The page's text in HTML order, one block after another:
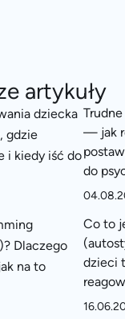
artykuły
— jak
do
Co to
dzieci